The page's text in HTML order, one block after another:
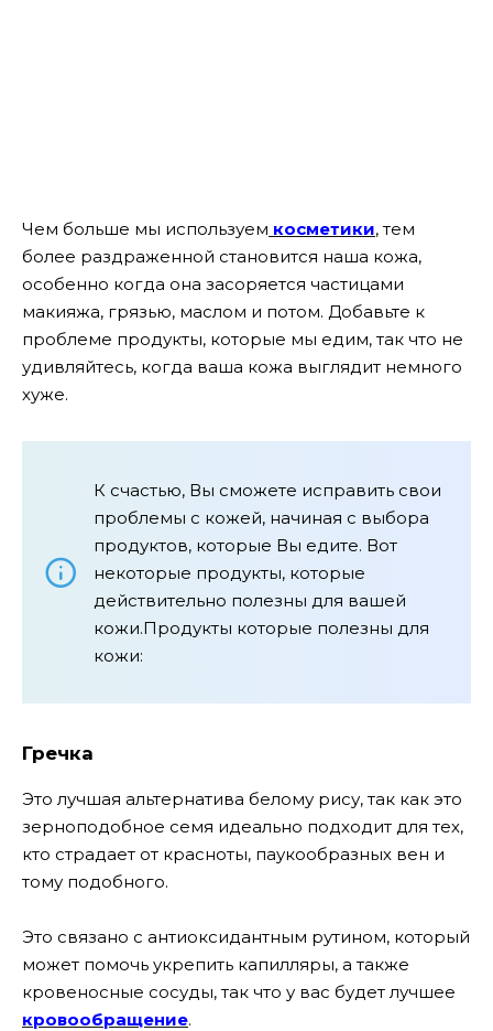
Чем больше мы используем косметики, тем
более раздраженной становится наша кожа,
особенно когда она засоряется частицами
макияжа, грязью, маслом и потом. Добавьте к
проблеме продукты, которые мы едим, так что не
удивляйтесь, когда ваша кожа выглядит немного
хуже.
К счастью, Вы сможете исправить свои
проблемы с кожей, начиная с выбора
продуктов, которые Вы едите. Вот
некоторые продукты, которые
действительно полезны для вашей
кожи.Продукты которые полезны для
кожи:
Гречка
Это лучшая альтернатива белому рису, так как это
зерноподобное семя идеально подходит для тех,
кто страдает от красноты, паукообразных вен и
тому подобного.
Это связано с антиоксидантным рутином, который
может помочь укрепить капилляры, а также
кровеносные сосуды, так что у вас будет лучшее
кровообращение.